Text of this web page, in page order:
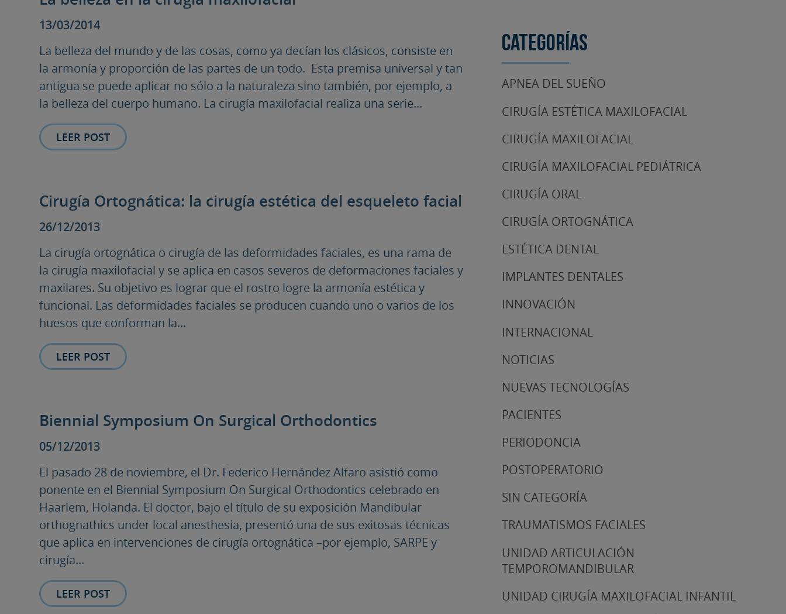
13/03/2014
La belleza del mundo y de las cosas, como ya decían los clásicos, consiste en
la armonía y proporción de las partes de un todo. Esta premisa universal y tan
antigua se puede aplicar no sólo a la naturaleza sino también, por ejemplo, a
la belleza del cuerpo humano. La cirugía maxilofacial realiza una serie...
LEER POST
Cirugía Ortognática: la cirugía estética del esqueleto facial
26/12/2013
La cirugía ortognática o cirugía de las deformidades faciales, es una rama de
la cirugía maxilofacial y se aplica en casos severos de deformaciones faciales y
maxilares. Su objetivo es lograr que el rostro logre la armonía estética y
funcional. Las deformidades faciales se producen cuando uno o varios de los
huesos que conforman la...
LEER POST
Biennial Symposium On Surgical Orthodontics
05/12/2013
El pasado 28 de noviembre, el Dr. Federico Hernández Alfaro asistió como
ponente en el Biennial Symposium On Surgical Orthodontics celebrado en
Haarlem, Holanda. El doctor, bajo el título de su exposición Mandibular
orthognathics under local anesthesia, presentó una de sus exitosas técnicas
que aplica en intervenciones de cirugía ortognática –por ejemplo, SARPE y
cirugía...
LEER POST
Categorías
APNEA DEL SUEÑO
CIRUGÍA ESTÉTICA MAXILOFACIAL
CIRUGÍA MAXILOFACIAL
CIRUGÍA MAXILOFACIAL PEDIÁTRICA
CIRUGÍA ORAL
CIRUGÍA ORTOGNÁTICA
ESTÉTICA DENTAL
IMPLANTES DENTALES
INNOVACIÓN
INTERNACIONAL
NOTICIAS
NUEVAS TECNOLOGÍAS
PACIENTES
PERIODONCIA
POSTOPERATORIO
SIN CATEGORÍA
TRAUMATISMOS FACIALES
UNIDAD ARTICULACIÓN
TEMPOROMANDIBULAR
UNIDAD CIRUGÍA MAXILOFACIAL INFANTIL